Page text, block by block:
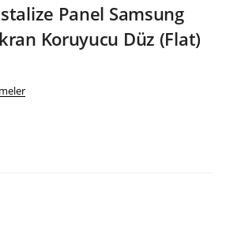
Panel Samsung
Koruyucu Düz (Flat)